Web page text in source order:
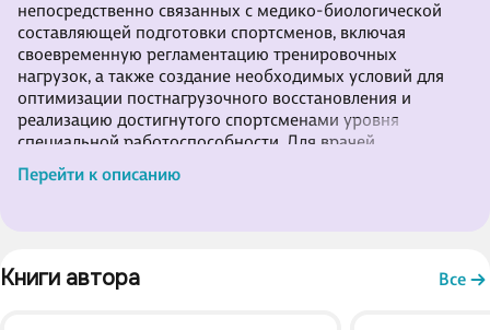
непосредственно связанных с медико-биологической
составляющей подготовки спортсменов, включая
своевременную регламентацию тренировочных
нагрузок, а также создание необходимых условий для
оптимизации постнагрузочного восстановления и
реализацию достигнутого спортсменами уровня
специальной работоспособности. Для врачей
спортивных команд, тренеров, специалистов в области
спортивной медицины.
Перейти к описанию
Книги автора Все